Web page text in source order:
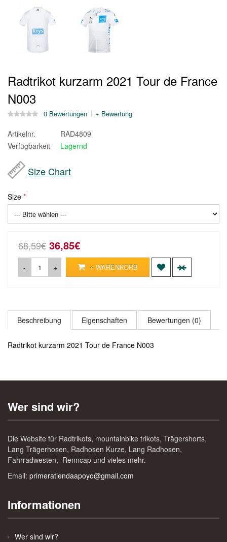
Radtrikot kurzarm 2021 Tour de France
N003
0 Bewertungen + Bewertung
Artikelnr.
RAD4809
Verfügbarkeit
Lagernd
Size Chart
Size
68,59€ 36,85€
- + + WARENKORB
Beschreibung Eigenschaften Bewertungen (0)
Radtrikot kurzarm 2021 Tour de France N003
Wer sind wir?
Die Website für Radtrikots, mountainbike trikots, Trägershorts,
Lang Trägerhosen, Radhosen Kurze, Lang Radhosen,
Fahrradwesten, Renncap und vieles mehr.
Email: primeratiendaapoyo@gmail.com
Informationen
Wer sind wir?